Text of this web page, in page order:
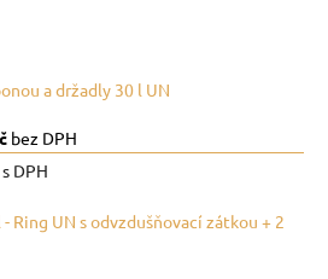
a držadly 30 l UN
bez DPH
s DPH
- Ring UN s odvzdušňovací zátkou + 2